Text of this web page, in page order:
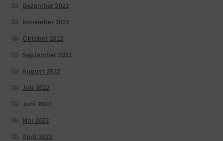
Dezember 2022
November 2022
Oktober 2022
September 2022
August 2022
Juli 2022
Juni 2022
Mai 2022
April 2022